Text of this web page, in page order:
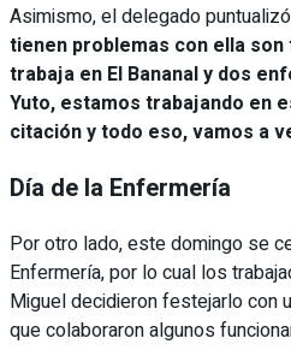
Asimismo, el delegado
tienen problemas con ella
trabaja en El Bananal y dos
Yuto, estamos trabajando en
citación y todo eso, vamos a
Día de la Enfermería
Por otro lado, este domingo se
Enfermería, por lo cual los
Miguel decidieron festejarlo con
que colaboraron algunos